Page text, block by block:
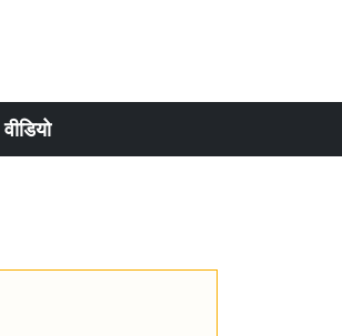
वीडियो